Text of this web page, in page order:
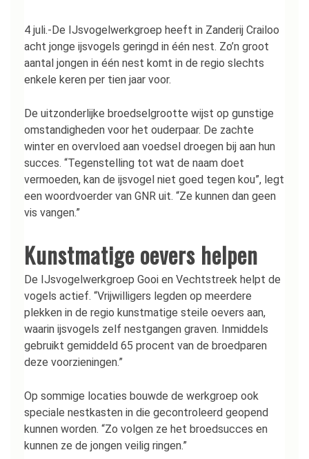
4 juli.-De IJsvogelwerkgroep heeft in Zanderij Crailoo
acht jonge ijsvogels geringd in één nest. Zo’n groot
aantal jongen in één nest komt in de regio slechts
enkele keren per tien jaar voor.
De uitzonderlijke broedselgrootte wijst op gunstige
omstandigheden voor het ouderpaar. De zachte
winter en overvloed aan voedsel droegen bij aan hun
succes. “Tegenstelling tot wat de naam doet
vermoeden, kan de ijsvogel niet goed tegen kou”, legt
een woordvoerder van GNR uit. “Ze kunnen dan geen
vis vangen.”
Kunstmatige oevers helpen
De IJsvogelwerkgroep Gooi en Vechtstreek helpt de
vogels actief. “Vrijwilligers legden op meerdere
plekken in de regio kunstmatige steile oevers aan,
waarin ijsvogels zelf nestgangen graven. Inmiddels
gebruikt gemiddeld 65 procent van de broedparen
deze voorzieningen.”
Op sommige locaties bouwde de werkgroep ook
speciale nestkasten in die gecontroleerd geopend
kunnen worden. “Zo volgen ze het broedsucces en
kunnen ze de jongen veilig ringen.”